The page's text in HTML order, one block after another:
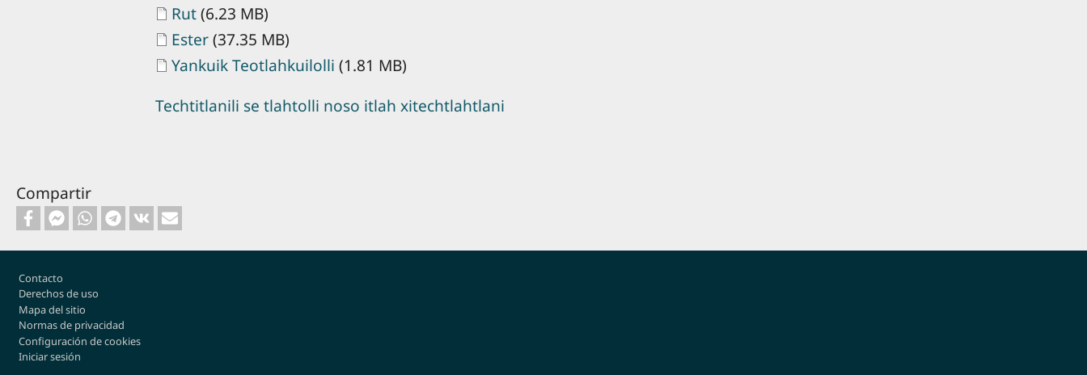
Document
Rut(6.23 MB)
Document
Ester(37.35 MB)
Document
Yankuik Teotlahkuilolli (1.81 MB)
Techtitlanili se tlahtolli noso itlah xitechtlahtlani
Compartir
Contacto
Derechos de uso
Mapa del sitio
Normas de privacidad
Configuración de cookies
Iniciar sesión